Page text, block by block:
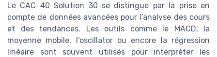
Le CAC 40 Solution 30 se distingue par la prise en
compte de données avancées pour l’analyse des cours
et des tendances. Les outils comme le MACD, la
moyenne mobile, l’oscillator ou encore la régression
linéaire sont souvent utilisés pour interpréter les